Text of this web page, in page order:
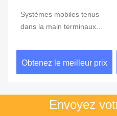
Systèmes mobiles tenus
dans la main terminaux
position du BORD GPRS
5800mAh de position de
NFC de FBI
Obtenez le meilleur prix
Envoyez